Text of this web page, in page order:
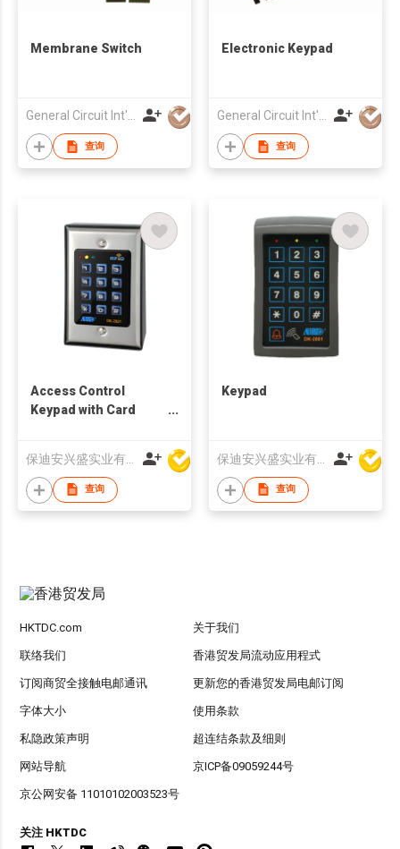
Membrane Switch
General Circuit Int'l Ltd
查询
Electronic Keypad
General Circuit Int'l Ltd
查询
Access Control
Keypad with Card
查询
Keypad
查询
HKTDC.com 关于我们
联络我们 香港贸发局流动应用程式
订阅商贸全接触电邮通讯 更新您的香港贸发局电邮订阅
字体大小 使用条款
私隐政策声明 超连结条款及细则
网站导航 京ICP备09059244号
京公网安备 11010102003523号
关注 HKTDC